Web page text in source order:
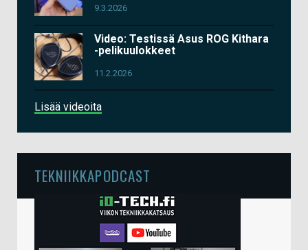
9.3.2026
Video: Testissä Asus ROG Kithara
-pelikuulokkeet
11.2.2026
Lisää videoita
TEKNIIKKAPODCAST